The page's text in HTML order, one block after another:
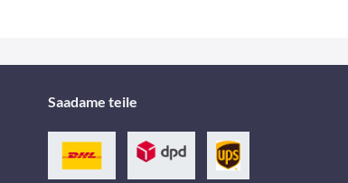
Saadame teile